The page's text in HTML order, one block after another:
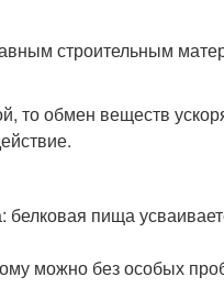
строительным
то обмен веществ
белковая пища
можно без особых